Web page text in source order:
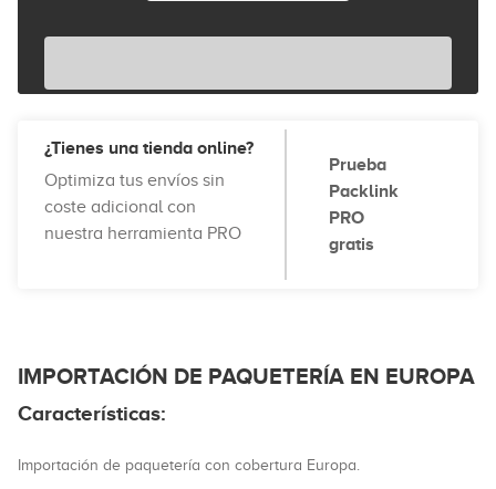
¿Tienes una tienda online?
Optimiza tus envíos sin
coste adicional con
nuestra herramienta PRO
Prueba
Packlink
PRO
gratis
IMPORTACIÓN DE PAQUETERÍA EN EUROPA
Características:
Importación de paquetería con cobertura Europa.